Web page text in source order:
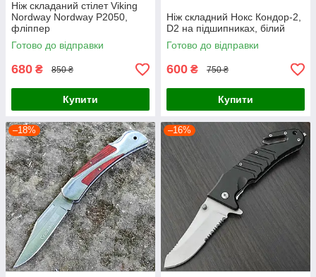
Ніж складаний стілет Viking
Nordway Nordway P2050,
фліппер
Готово до відправки
680 ₴ 850 ₴
Купити
Ніж складний Нокс Кондор-2,
D2 на підшипниках, білий
Готово до відправки
600 ₴ 750 ₴
Купити
–18% –16%